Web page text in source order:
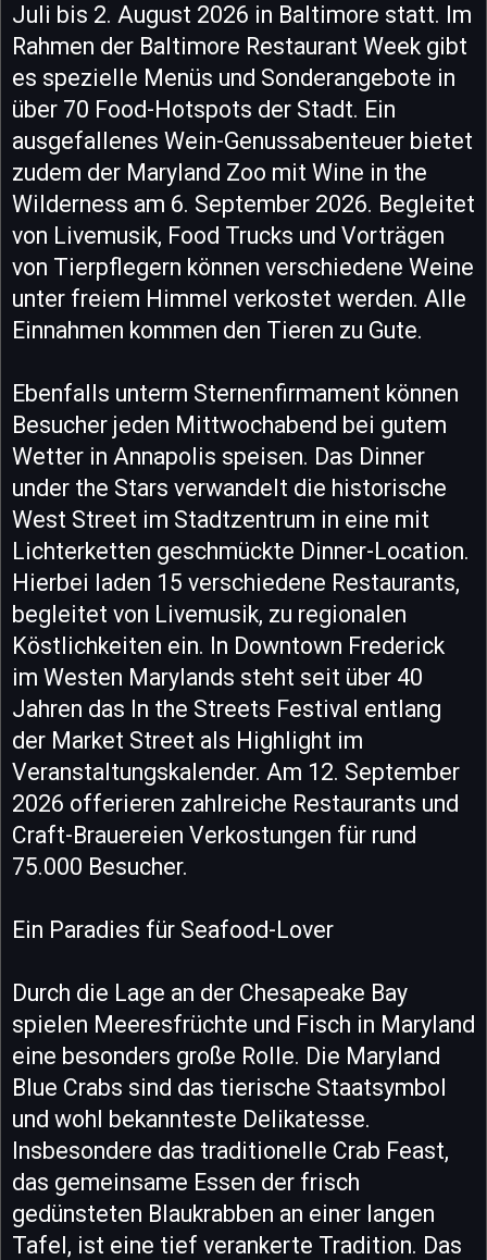
Juli bis 2. August 2026 in Baltimore statt. Im
Rahmen der Baltimore Restaurant Week gibt
es spezielle Menüs und Sonderangebote in
über 70 Food-Hotspots der Stadt. Ein
ausgefallenes Wein-Genussabenteuer bietet
zudem der Maryland Zoo mit Wine in the
Wilderness am 6. September 2026. Begleitet
von Livemusik, Food Trucks und Vorträgen
von Tierpflegern können verschiedene Weine
unter freiem Himmel verkostet werden. Alle
Einnahmen kommen den Tieren zu Gute.
Ebenfalls unterm Sternenfirmament können
Besucher jeden Mittwochabend bei gutem
Wetter in Annapolis speisen. Das Dinner
under the Stars verwandelt die historische
West Street im Stadtzentrum in eine mit
Lichterketten geschmückte Dinner-Location.
Hierbei laden 15 verschiedene Restaurants,
begleitet von Livemusik, zu regionalen
Köstlichkeiten ein. In Downtown Frederick
im Westen Marylands steht seit über 40
Jahren das In the Streets Festival entlang
der Market Street als Highlight im
Veranstaltungskalender. Am 12. September
2026 offerieren zahlreiche Restaurants und
Craft-Brauereien Verkostungen für rund
75.000 Besucher.
Ein Paradies für Seafood-Lover
Durch die Lage an der Chesapeake Bay
spielen Meeresfrüchte und Fisch in Maryland
eine besonders große Rolle. Die Maryland
Blue Crabs sind das tierische Staatsymbol
und wohl bekannteste Delikatesse.
Insbesondere das traditionelle Crab Feast,
das gemeinsame Essen der frisch
gedünsteten Blaukrabben an einer langen
Tafel, ist eine tief verankerte Tradition. Das